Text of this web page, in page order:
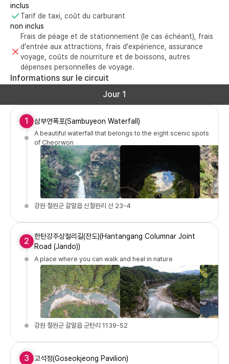
inclus
Tarif de taxi, coût du carburant
non inclus
Frais de péage et de stationnement (le cas échéant), frais
d'entrée aux attractions, frais d'expérience, assurance
voyage, coûts de nourriture et de boissons, autres
dépenses personnelles de voyage.
Informations sur le circuit
Jour 1
1 삼부연폭포(Sambuyeon Waterfall)
A beautiful waterfall that belongs to the eight scenic spots
of Cheorwon
강원 철원군 갈말읍 신철원리 산 23-4
2
한탄강주상절리길(잔도)(Hantangang Columnar Joint
Road (Jando))
A place where you can walk and heal in nature
강원 철원군 갈말읍 군탄리 1139-52
3 고석정(Goseokjeong Pavilion)